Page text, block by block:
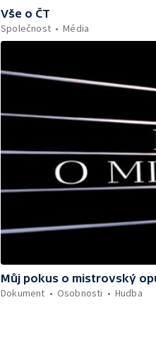
Vše o ČT
Společnost
Média
Můj pokus o mistrovský
Dokument
Osobnosti Hudba